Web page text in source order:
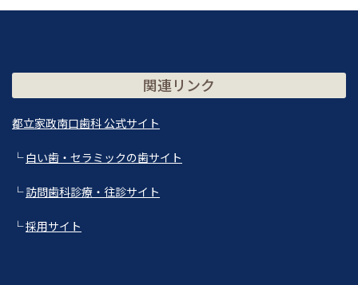
関連リンク
都立家政南口歯科 公式サイト
└白い歯・セラミックの歯サイト
└訪問歯科診療・往診サイト
└採用サイト